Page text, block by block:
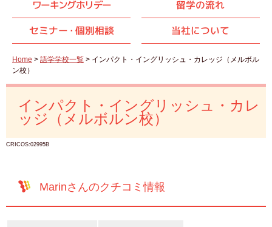
ワーキングホリデー
留学の流れ
セミナー・ 個別相談 当社について
Home > 語学学校一覧 > インパクト・イングリッシュ・カレッジ（メルボル
ン校）
インパクト・イングリッシュ・カレ
ッジ（メルボルン校）
CRICOS:02995B
Marinさんのクチコミ情報